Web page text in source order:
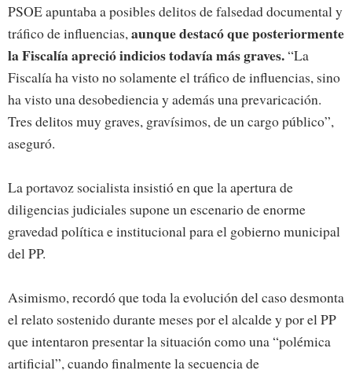
PSOE apuntaba a posibles delitos de falsedad documental y
tráfico de influencias,aunque destacó que posteriormente
la Fiscalía apreció indicios todavía más graves.“La
Fiscalía ha visto no solamente el tráfico de influencias, sino
ha visto una desobediencia y además una prevaricación.
Tres delitos muy graves, gravísimos, de un cargo público”,
aseguró.
La portavoz socialista insistió en que la apertura de
diligencias judiciales supone un escenario de enorme
gravedad política e institucional para el gobierno municipal
del PP.
Asimismo, recordó que toda la evolución del caso desmonta
el relato sostenido durante meses por el alcalde y por el PP
que intentaron presentar la situación como una “polémica
artificial”, cuando finalmente la secuencia de